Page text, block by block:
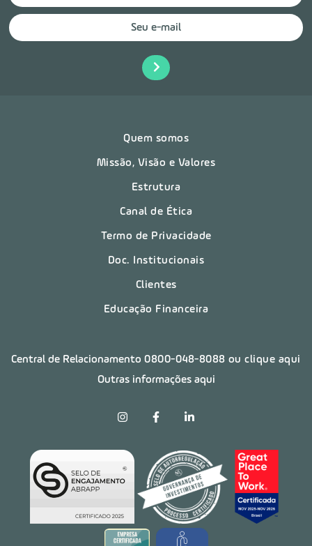
Quem somos
Missão, Visão e Valores
Estrutura
Canal de Ética
Termo de Privacidade
Doc. Institucionais
Clientes
Educação Financeira
Central de Relacionamento0800-048-8088 ou clique aqui
Outras informações aqui